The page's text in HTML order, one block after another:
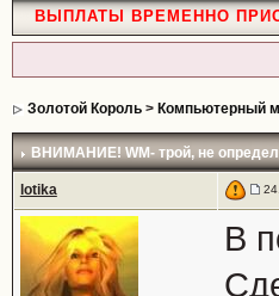
ВЫПЛАТЫ ВРЕМЕННО
Золотой Король> Компьютерный
ВНИМАНИЕ! WM- трой, не
lotika
В